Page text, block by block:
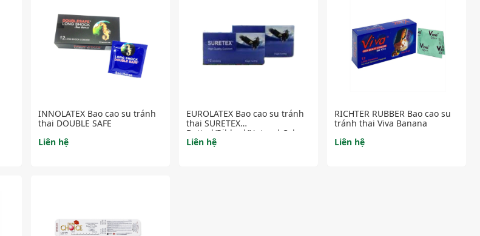
INNOLATEX Bao cao su tránh
thai DOUBLE SAFE
Liên hệ
EUROLATEX Bao cao su tránh
thai SURETEX
Dotted/Ribbed/Natural Color
Liên hệ
RICHTER RUBBER Bao cao su
tránh thai Viva Banana
Liên hệ